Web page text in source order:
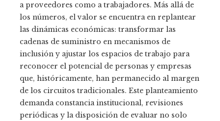
a proveedores como a trabajadores. Más allá de
los números, el valor se encuentra en replantear
las dinámicas económicas: transformar las
cadenas de suministro en mecanismos de
inclusión y ajustar los espacios de trabajo para
reconocer el potencial de personas y empresas
que, históricamente, han permanecido al margen
de los circuitos tradicionales. Este planteamiento
demanda constancia institucional, revisiones
periódicas y la disposición de evaluar no solo